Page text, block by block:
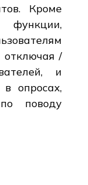
Кроме
отключая /
и
в опросах,
поводу